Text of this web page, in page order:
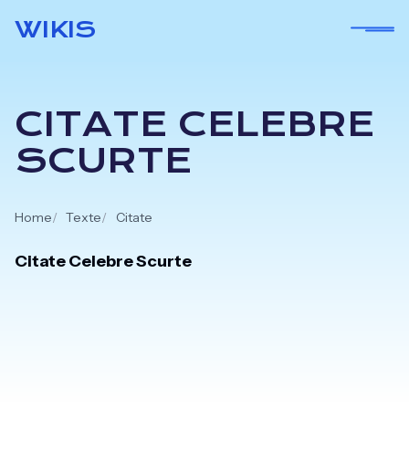
WIKIS
CITATE CELEBRE
SCURTE
Home Texte Citate
Citate Celebre Scurte